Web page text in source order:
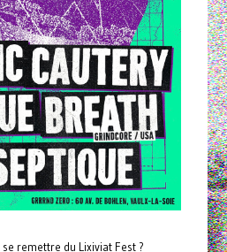
remettre du Lixiviat Fest ?